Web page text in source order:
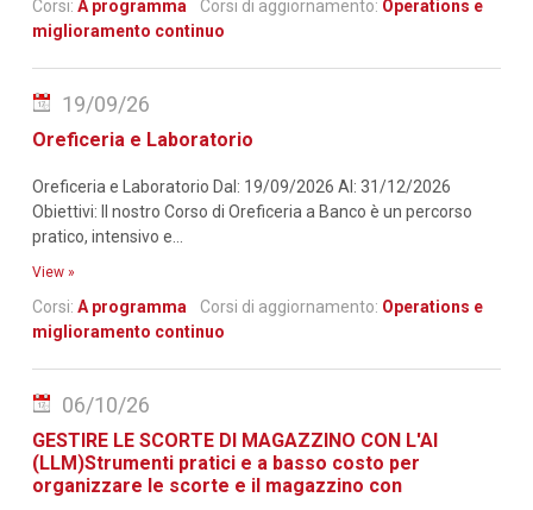
Corsi: A programma Corsi di aggiornamento: Operations e
miglioramento continuo
Oreficeria e Laboratorio
Oreficeria e Laboratorio Dal: 19/09/2026 Al: 31/12/2026
Obiettivi: Il nostro Corso di Oreficeria a Banco è un percorso
pratico, intensivo e...
View »
Corsi: A programma Corsi di aggiornamento: Operations e
miglioramento continuo
19/09/26
GESTIRE LE SCORTE DI MAGAZZINO CON L'AI
(LLM)Strumenti pratici e a basso costo per
organizzare le scorte e il magazzino con
06/10/26